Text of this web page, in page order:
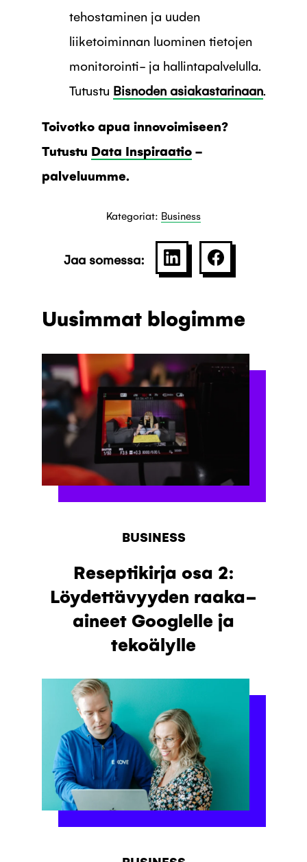
tehostaminen ja uuden
liiketoiminnan luominen tietojen
monitorointi- ja hallintapalvelulla.
Tutustu Bisnoden asiakastarinaan.
Toivotko apua innovoimiseen?
Tutustu Data Inspiraatio-
palveluumme.
Kategoriat: Business
Jaa somessa: SHARE ON LINKEDIN
JAA
Uusimmat blogimme
BUSINESS
Reseptikirja osa 2:
Löydettävyyden raaka-
aineet Googlelle ja
tekoälylle